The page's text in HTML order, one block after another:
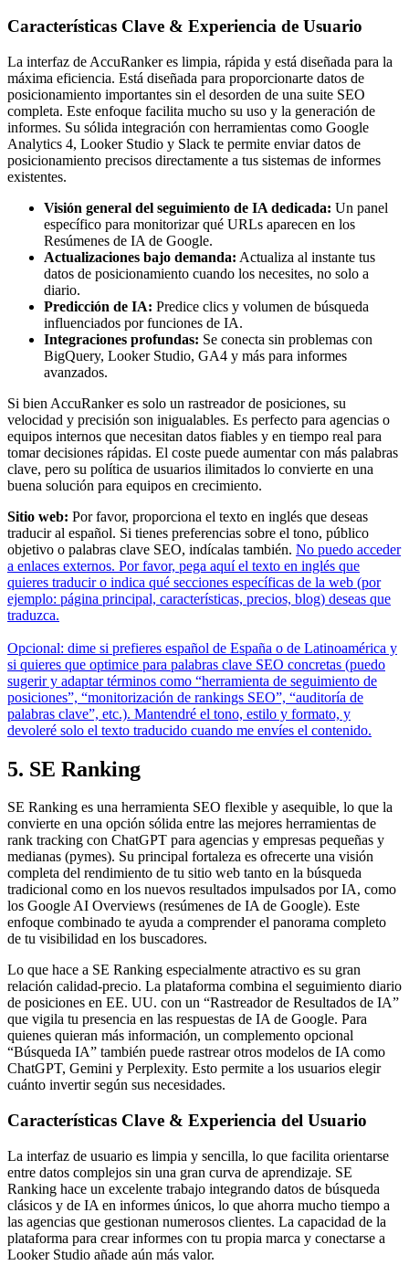
Características Clave & Experiencia de Usuario
La interfaz de AccuRanker es limpia, rápida y está diseñada para la
máxima eficiencia. Está diseñada para proporcionarte datos de
posicionamiento importantes sin el desorden de una suite SEO
completa. Este enfoque facilita mucho su uso y la generación de
informes. Su sólida integración con herramientas como Google
Analytics 4, Looker Studio y Slack te permite enviar datos de
posicionamiento precisos directamente a tus sistemas de informes
existentes.
Visión general del seguimiento de IA dedicada: Un panel
específico para monitorizar qué URLs aparecen en los
Resúmenes de IA de Google.
Actualizaciones bajo demanda: Actualiza al instante tus
datos de posicionamiento cuando los necesites, no solo a
diario.
Predicción de IA: Predice clics y volumen de búsqueda
influenciados por funciones de IA.
Integraciones profundas: Se conecta sin problemas con
BigQuery, Looker Studio, GA4 y más para informes
avanzados.
Si bien AccuRanker es solo un rastreador de posiciones, su
velocidad y precisión son inigualables. Es perfecto para agencias o
equipos internos que necesitan datos fiables y en tiempo real para
tomar decisiones rápidas. El coste puede aumentar con más palabras
clave, pero su política de usuarios ilimitados lo convierte en una
buena solución para equipos en crecimiento.
Sitio web: Por favor, proporciona el texto en inglés que deseas
traducir al español. Si tienes preferencias sobre el tono, público
objetivo o palabras clave SEO, indícalas también. No puedo acceder
a enlaces externos. Por favor, pega aquí el texto en inglés que
quieres traducir o indica qué secciones específicas de la web (por
ejemplo: página principal, características, precios, blog) deseas que
traduzca.
Opcional: dime si prefieres español de España o de Latinoamérica y
si quieres que optimice para palabras clave SEO concretas (puedo
sugerir y adaptar términos como “herramienta de seguimiento de
posiciones”, “monitorización de rankings SEO”, “auditoría de
palabras clave”, etc.). Mantendré el tono, estilo y formato, y
devoleré solo el texto traducido cuando me envíes el contenido.
5. SE Ranking
SE Ranking es una herramienta SEO flexible y asequible, lo que la
convierte en una opción sólida entre las mejores herramientas de
rank tracking con ChatGPT para agencias y empresas pequeñas y
medianas (pymes). Su principal fortaleza es ofrecerte una visión
completa del rendimiento de tu sitio web tanto en la búsqueda
tradicional como en los nuevos resultados impulsados por IA, como
los Google AI Overviews (resúmenes de IA de Google). Este
enfoque combinado te ayuda a comprender el panorama completo
de tu visibilidad en los buscadores.
Lo que hace a SE Ranking especialmente atractivo es su gran
relación calidad-precio. La plataforma combina el seguimiento diario
de posiciones en EE. UU. con un “Rastreador de Resultados de IA”
que vigila tu presencia en las respuestas de IA de Google. Para
quienes quieran más información, un complemento opcional
“Búsqueda IA” también puede rastrear otros modelos de IA como
ChatGPT, Gemini y Perplexity. Esto permite a los usuarios elegir
cuánto invertir según sus necesidades.
Características Clave & Experiencia del Usuario
La interfaz de usuario es limpia y sencilla, lo que facilita orientarse
entre datos complejos sin una gran curva de aprendizaje. SE
Ranking hace un excelente trabajo integrando datos de búsqueda
clásicos y de IA en informes únicos, lo que ahorra mucho tiempo a
las agencias que gestionan numerosos clientes. La capacidad de la
plataforma para crear informes con tu propia marca y conectarse a
Looker Studio añade aún más valor.